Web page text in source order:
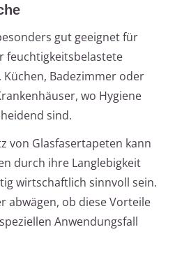
gut geeignet für
feuchtigkeitsbelastete
Küchen, Badezimmer oder
wo Hygiene
sind.
von Glasfasertapeten kann
durch ihre Langlebigkeit
wirtschaftlich sinnvoll sein.
abwägen, ob diese Vorteile
Anwendungsfall